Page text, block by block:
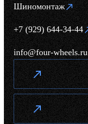
Шиномонтаж
+7 (929) 644-34-44
info@four-wheels.ru